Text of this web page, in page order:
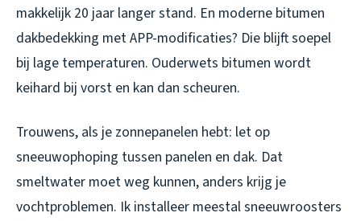
makkelijk 20 jaar langer stand. En moderne bitumen
dakbedekking met APP-modificaties? Die blijft soepel
bij lage temperaturen. Ouderwets bitumen wordt
keihard bij vorst en kan dan scheuren.
Trouwens, als je zonnepanelen hebt: let op
sneeuwophoping tussen panelen en dak. Dat
smeltwater moet weg kunnen, anders krijg je
vochtproblemen. Ik installeer meestal sneeuwroosters